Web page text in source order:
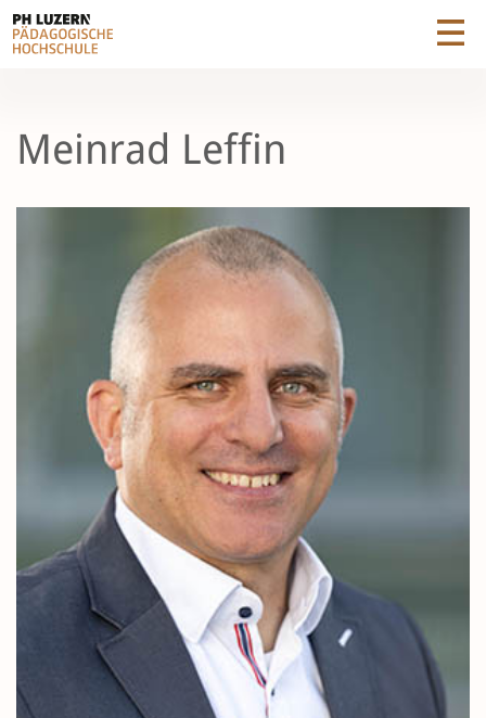
Meinrad Leffin